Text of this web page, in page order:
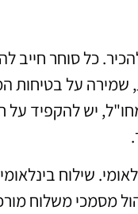
כל סוחר חייב
שמירה על בטיחות
יש להקפיד
שילוח
מסמכי משלוח